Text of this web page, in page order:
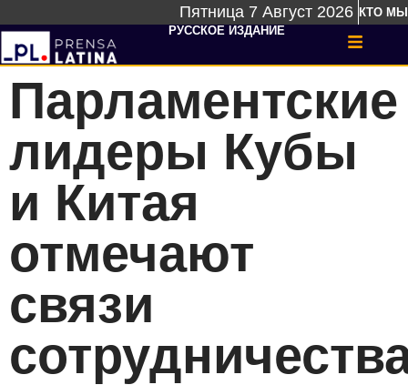
Пятница 7 Август 2026 КТО МЫ
РУССКОЕ ИЗДАНИЕ
Парламентские
лидеры Кубы
и Китая
отмечают
связи